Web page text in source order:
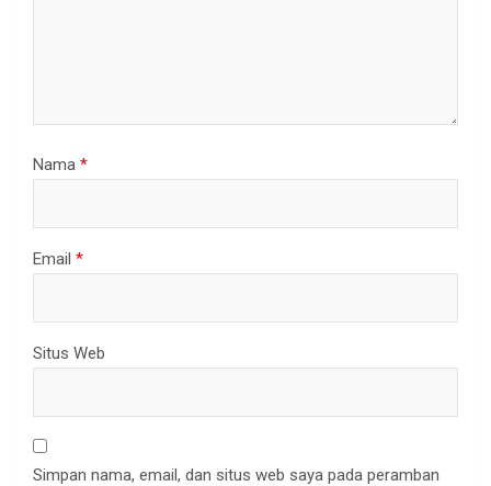
Nama *
Email *
Situs Web
Simpan nama, email, dan situs web saya pada peramban